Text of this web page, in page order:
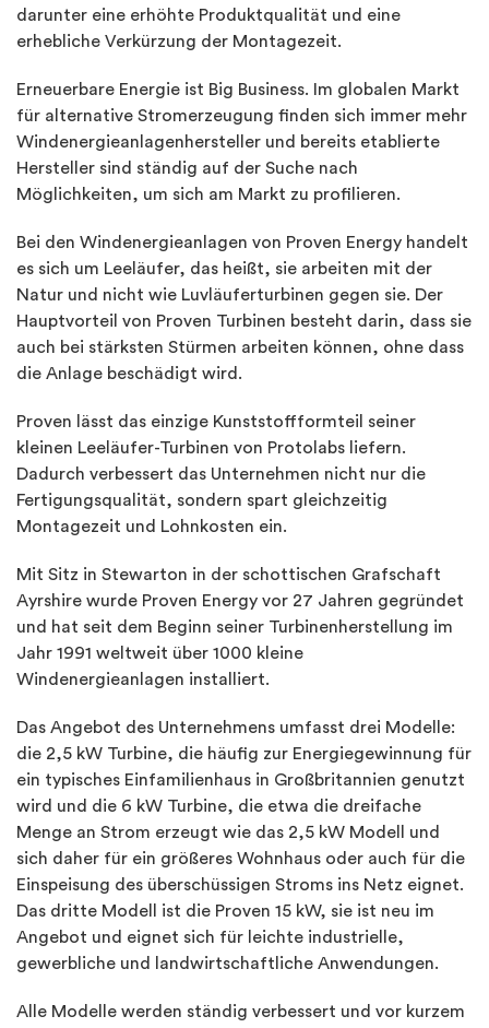
darunter eine erhöhte Produktqualität und eine
erhebliche Verkürzung der Montagezeit.
Erneuerbare Energie ist Big Business. Im globalen Markt
für alternative Stromerzeugung finden sich immer mehr
Windenergieanlagenhersteller und bereits etablierte
Hersteller sind ständig auf der Suche nach
Möglichkeiten, um sich am Markt zu profilieren.
Bei den Windenergieanlagen von Proven Energy handelt
es sich um Leeläufer, das heißt, sie arbeiten mit der
Natur und nicht wie Luvläuferturbinen gegen sie. Der
Hauptvorteil von Proven Turbinen besteht darin, dass sie
auch bei stärksten Stürmen arbeiten können, ohne dass
die Anlage beschädigt wird.
Proven lässt das einzige Kunststoffformteil seiner
kleinen Leeläufer-Turbinen von Protolabs liefern.
Dadurch verbessert das Unternehmen nicht nur die
Fertigungsqualität, sondern spart gleichzeitig
Montagezeit und Lohnkosten ein.
Mit Sitz in Stewarton in der schottischen Grafschaft
Ayrshire wurde Proven Energy vor 27 Jahren gegründet
und hat seit dem Beginn seiner Turbinenherstellung im
Jahr 1991 weltweit über 1000 kleine
Windenergieanlagen installiert.
Das Angebot des Unternehmens umfasst drei Modelle:
die 2,5 kW Turbine, die häufig zur Energiegewinnung für
ein typisches Einfamilienhaus in Großbritannien genutzt
wird und die 6 kW Turbine, die etwa die dreifache
Menge an Strom erzeugt wie das 2,5 kW Modell und
sich daher für ein größeres Wohnhaus oder auch für die
Einspeisung des überschüssigen Stroms ins Netz eignet.
Das dritte Modell ist die Proven 15 kW, sie ist neu im
Angebot und eignet sich für leichte industrielle,
gewerbliche und landwirtschaftliche Anwendungen.
Alle Modelle werden ständig verbessert und vor kurzem